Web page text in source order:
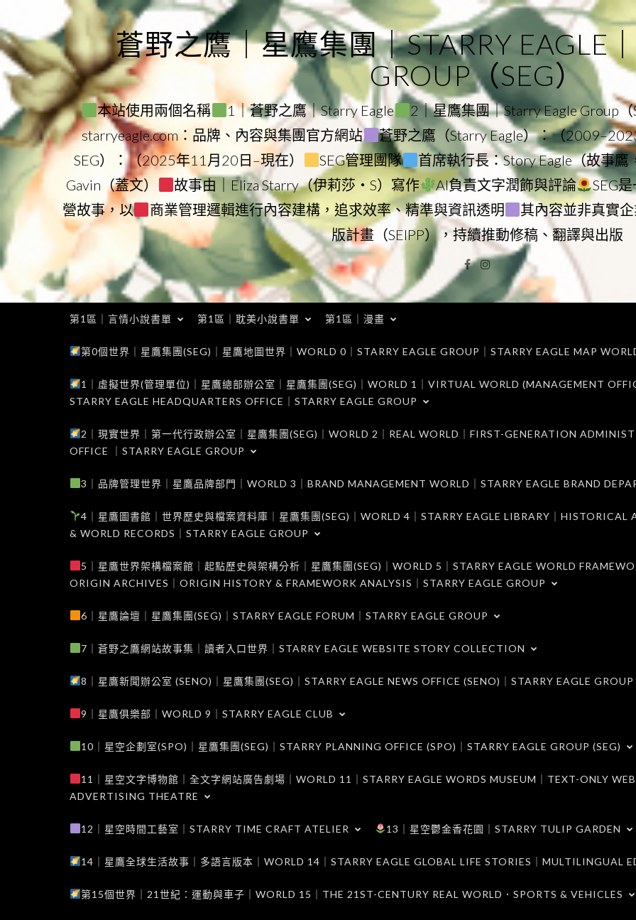
to
content
蒼野之鷹｜星鷹集團｜STARRY EAGLE
GROUP（SEG）
本站使用兩個名稱 1｜蒼野之鷹｜Starry Eagle 2｜星鷹集團｜Starry Eagle Group（
starryeagle.com：品牌、內容與集團官方網站
蒼野之鷹（Starry Eagle）：（
SEG）：（2025年11月20日–現在）
SEG管理團隊 首席執行長：Story Eagle（故事鷹
Gavin（蓋文）
故事由｜Eliza Starry（伊莉莎・S）寫作 AI負責文字潤飾與評論
SEG
營故事，以
商業管理邏輯進行內容建構，追求效率、精準與資訊透明 其內容並非真實
版計畫（SEIPP），持續推動修稿、翻譯與出版
Facebook
Instagram
第1區｜言情小說書單 第1區｜耽美小說書單 第1區｜漫畫
第0個世界｜星鷹集團(SEG)｜星鷹地圖世界｜WORLD 0｜STARRY EAGLE GROUP｜STARRY EAGLE MAP
1｜虛擬世界(管理單位)｜星鷹總部辦公室｜星鷹集團(SEG)｜WORLD 1｜VIRTUAL WORLD (MANAGEMENT
STARRY EAGLE HEADQUARTERS OFFICE｜STARRY EAGLE GROUP
2｜現實世界｜第一代行政辦公室｜星鷹集團(SEG)｜WORLD 2｜REAL WORLD｜FIRST-GENERATION
OFFICE ｜STARRY EAGLE GROUP
3｜品牌管理世界｜星鷹品牌部門｜WORLD 3｜BRAND MANAGEMENT WORLD｜STARRY EAGLE BRAND
4｜星鷹圖書館｜世界歷史與檔案資料庫｜星鷹集團(SEG)｜WORLD 4｜STARRY EAGLE LIBRARY｜HISTORICAL
& WORLD RECORDS｜STARRY EAGLE GROUP
5｜星鷹世界架構檔案館｜起點歷史與架構分析｜星鷹集團(SEG)｜WORLD 5｜STARRY EAGLE WORLD
ORIGIN ARCHIVES｜ORIGIN HISTORY & FRAMEWORK ANALYSIS｜STARRY EAGLE GROUP
6｜星鷹論壇｜星鷹集團(SEG)｜STARRY EAGLE FORUM｜STARRY EAGLE GROUP
7｜蒼野之鷹網站故事集｜讀者入口世界｜STARRY EAGLE WEBSITE STORY COLLECTION
8｜星鷹新聞辦公室 (SENO)｜星鷹集團(SEG)｜STARRY EAGLE NEWS OFFICE (SENO)｜STARRY EAGLE GROUP
9｜星鷹俱樂部｜WORLD 9｜STARRY EAGLE CLUB
10｜星空企劃室(SPO)｜星鷹集團(SEG)｜STARRY PLANNING OFFICE (SPO)｜STARRY EAGLE GROUP (SEG)
11｜星空文字博物館｜全文字網站廣告劇場｜WORLD 11｜STARRY EAGLE WORDS MUSEUM｜TEXT-ONLY
ADVERTISING THEATRE
12｜星空時間工藝室｜STARRY TIME CRAFT ATELIER 13｜星空鬱金香花園｜STARRY TULIP GARDEN
14｜星鷹全球生活故事｜多語言版本｜WORLD 14｜STARRY EAGLE GLOBAL LIFE STORIES｜MULTILINGUAL
第15個世界｜21世紀：運動與車子｜WORLD 15｜THE 21ST-CENTURY REAL WORLD．SPORTS & VEHICLES